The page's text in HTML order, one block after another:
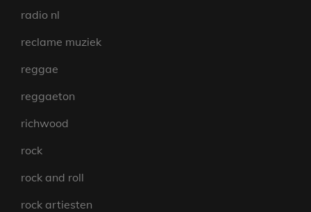
radio nl
reclame muziek
reggae
reggaeton
richwood
rock
rock and roll
rock artiesten